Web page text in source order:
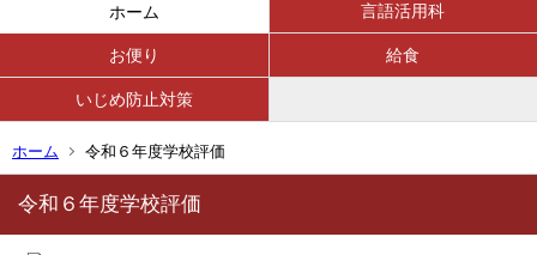
ホーム 言語活用科
お便り 給食
いじめ防止対策
ホーム 令和６年度学校評価
令和６年度学校評価